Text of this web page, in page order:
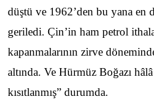
düştü ve 1962’den bu yana en
geriledi. Çin’in ham petrol
kapanmalarının zirve
altında. Ve Hürmüz Boğazı
kısıtlanmış” durumda.